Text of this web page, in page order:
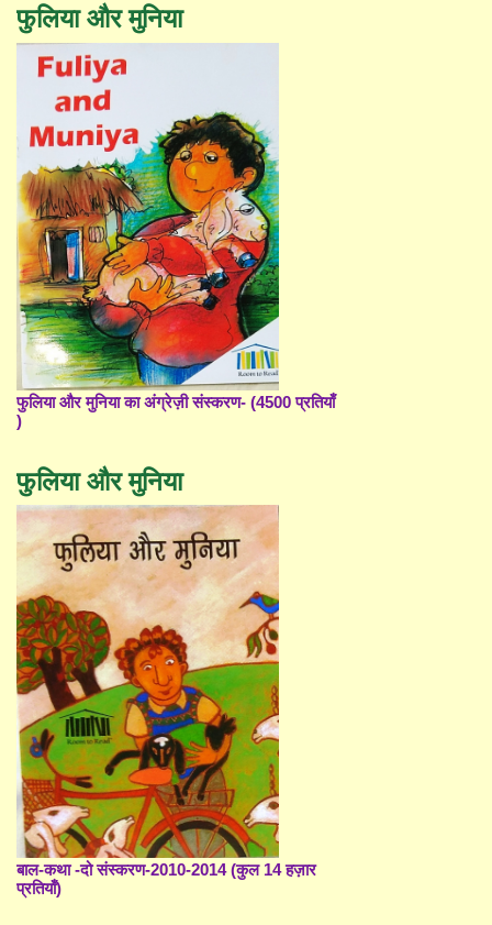
फुलिया और मुनिया
फुलिया और मुनिया का अंग्रेज़ी संस्करण- (4500 प्रतियाँ
)
फुलिया और मुनिया
बाल-कथा -दो संस्करण-2010-2014 (कुल 14 हज़ार
प्रतियाँ)